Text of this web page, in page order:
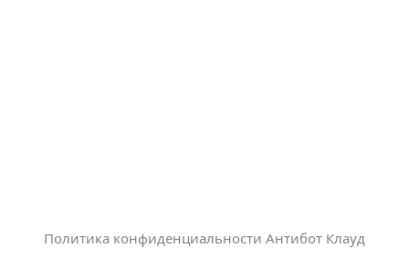
Политика конфиденциальности Антибот Клауд